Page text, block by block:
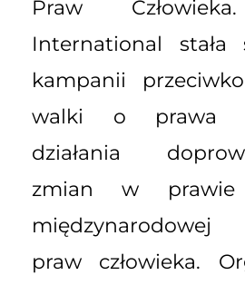
Praw
International
kampanii
walki o prawa
działania
zmian w
praw człowieka.